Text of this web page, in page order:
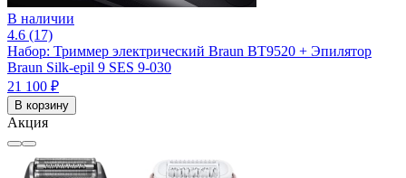
В наличии
4.6 (17)
Набор: Триммер электрический Braun BT9520 + Эпилятор
Braun Silk-epil 9 SES 9-030
21 100 ₽
В корзину
Акция